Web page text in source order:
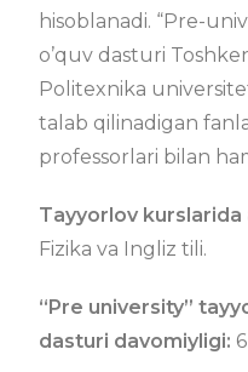
hisoblanadi. “Pre-
o’quv dasturi
Politexnika
talab qilinadigan
professorlari bilan
Tayyorlov kurslarida
Fizika va Ingliz tili.
“Pre university”
dasturi davomiyligi: